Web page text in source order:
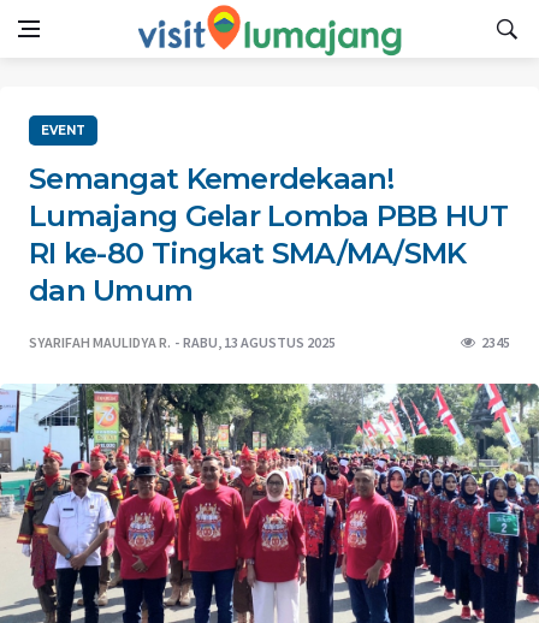
EVENT
Semangat Kemerdekaan!
Lumajang Gelar Lomba PBB HUT
RI ke-80 Tingkat SMA/MA/SMK
dan Umum
SYARIFAH MAULIDYA R. RABU, 13 AGUSTUS 2025 2345